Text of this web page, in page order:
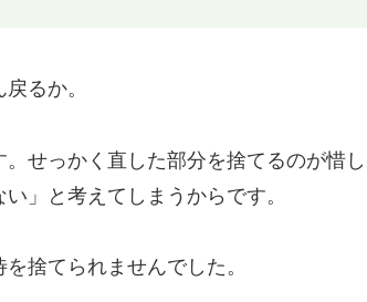
るか。
せっかく直した部分を捨てるのが惜
」と考えてしまうからです。
捨てられませんでした。